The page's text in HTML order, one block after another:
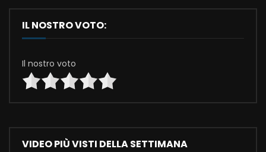
IL NOSTRO VOTO:
Il nostro voto
VIDEO PIÙ VISTI DELLA SETTIMANA